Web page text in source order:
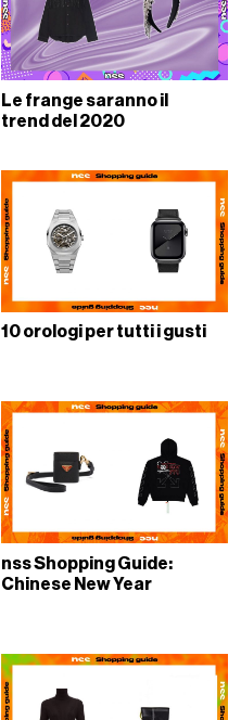
Le frange saranno il
trend del 2020
10 orologi per tutti i gusti
nss Shopping Guide:
Chinese New Year